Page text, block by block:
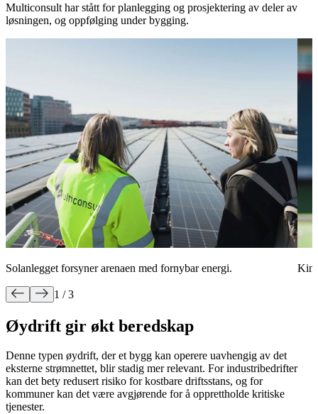
Multiconsult har stått for planlegging og prosjektering av deler av
løsningen, og oppfølging under bygging.
Solanlegget forsyner arenaen med fornybar energi.
1 / 3
Øydrift gir økt beredskap
Denne typen øydrift, der et bygg kan operere uavhengig av det
eksterne strømnettet, blir stadig mer relevant. For industribedrifter
kan det bety redusert risiko for kostbare driftsstans, og for
kommuner kan det være avgjørende for å opprettholde kritiske
tjenester.